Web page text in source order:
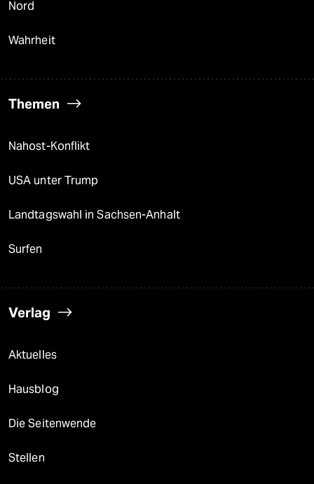
Nord
Wahrheit
Themen
Nahost-Konflikt
USA unter Trump
Landtagswahl in Sachsen-Anhalt
Surfen
Verlag
Aktuelles
Hausblog
Die Seitenwende
Stellen